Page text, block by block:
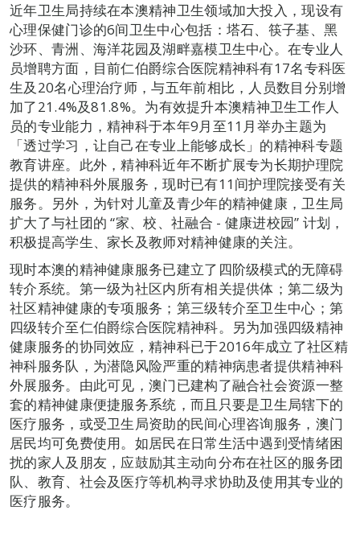
近年卫生局持续在本澳精神卫生领域加大投入，现设有
心理保健门诊的6间卫生中心包括：塔石、筷子基、黑
沙环、青洲、海洋花园及湖畔嘉模卫生中心。在专业人
员增聘方面，目前仁伯爵综合医院精神科有17名专科医
生及20名心理治疗师，与五年前相比，人员数目分别增
加了21.4%及81.8%。为有效提升本澳精神卫生工作人
员的专业能力，精神科于本年9月至11月举办主题为
「透过学习，让自己在专业上能够成长」的精神科专题
教育讲座。此外，精神科近年不断扩展专为长期护理院
提供的精神科外展服务，现时已有11间护理院接受有关
服务。另外，为针对儿童及青少年的精神健康，卫生局
扩大了与社团的 “家、校、社融合 - 健康进校园” 计划，
积极提高学生、家长及教师对精神健康的关注。
现时本澳的精神健康服务已建立了四阶级模式的无障碍
转介系统。第一级为社区内所有相关提供体；第二级为
社区精神健康的专项服务；第三级转介至卫生中心；第
四级转介至仁伯爵综合医院精神科。另为加强四级精神
健康服务的协同效应，精神科已于2016年成立了社区精
神科服务队，为潜隐风险严重的精神病患者提供精神科
外展服务。由此可见，澳门已建构了融合社会资源一整
套的精神健康便捷服务系统，而且只要是卫生局辖下的
医疗服务，或受卫生局资助的民间心理咨询服务，澳门
居民均可免费使用。如居民在日常生活中遇到受情绪困
扰的家人及朋友，应鼓励其主动向分布在社区的服务团
队、教育、社会及医疗等机构寻求协助及使用其专业的
医疗服务。